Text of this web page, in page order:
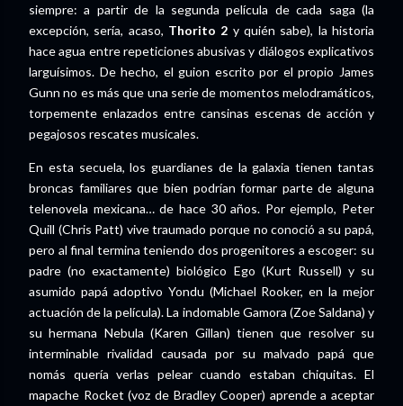
siempre: a partir de la segunda película de cada saga (la
excepción, sería, acaso, Thorito 2 y quién sabe), la historia
hace agua entre repeticiones abusivas y diálogos explicativos
larguísimos. De hecho, el guion escrito por el propio James
Gunn no es más que una serie de momentos melodramáticos,
torpemente enlazados entre cansinas escenas de acción y
pegajosos rescates musicales.
En esta secuela, los guardianes de la galaxia tienen tantas
broncas familiares que bien podrían formar parte de alguna
telenovela mexicana… de hace 30 años. Por ejemplo, Peter
Quill (Chris Patt) vive traumado porque no conoció a su papá,
pero al final termina teniendo dos progenitores a escoger: su
padre (no exactamente) biológico Ego (Kurt Russell) y su
asumido papá adoptivo Yondu (Michael Rooker, en la mejor
actuación de la película). La indomable Gamora (Zoe Saldana) y
su hermana Nebula (Karen Gillan) tienen que resolver su
interminable rivalidad causada por su malvado papá que
nomás quería verlas pelear cuando estaban chiquitas. El
mapache Rocket (voz de Bradley Cooper) aprende a aceptar